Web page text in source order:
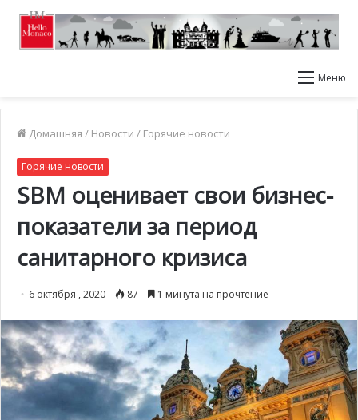
Меню
Домашняя / Новости / Горячие новости
Горячие новости
SBM оценивает свои бизнес-
показатели за период
санитарного кризиса
6 октября , 2020 87 1 минута на прочтение